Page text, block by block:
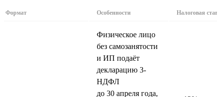
Формат Особенности Налоговая
Физическое лицо
без самозанятости
и ИП подаёт
декларацию 3-
НДФЛ
до 30 апреля года,